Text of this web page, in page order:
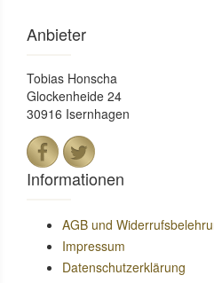
Anbieter
Tobias Honscha
Glockenheide 24
30916 Isernhagen
Informationen
AGB und
Impressum
Datenschutzerklärung